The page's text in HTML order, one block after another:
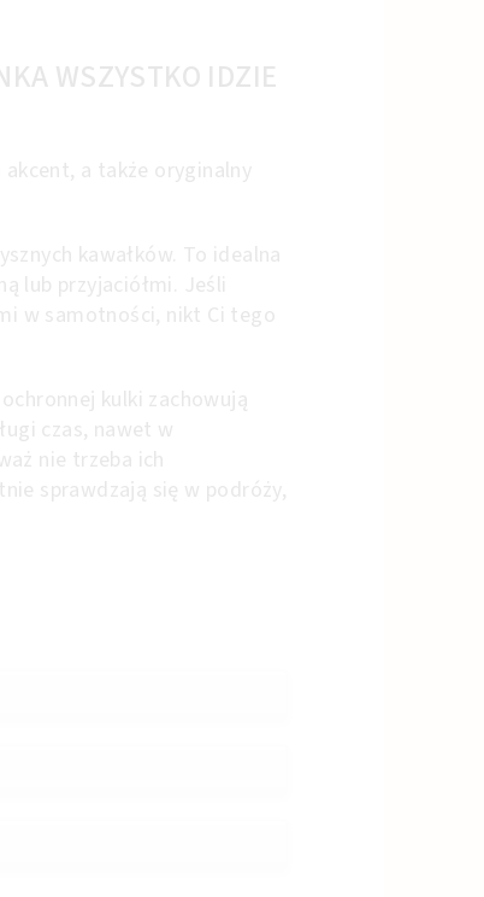
WSZYSTKO IDZIE
a także oryginalny
kawałków. To idealna
lub przyjaciółmi. Jeśli
w samotności, nikt Ci tego
kulki zachowują
czas, nawet w
nie trzeba ich
sprawdzają się w podróży,